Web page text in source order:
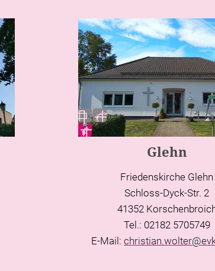
Glehn
Friedenskirche Glehn
Schloss-Dyck-Str. 2
41352
Tel.: 02182 5705749
E-Mail: